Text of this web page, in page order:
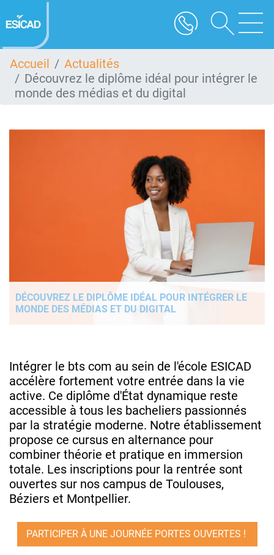
au
contenu
Accueil
Actualités
Découvrez le diplôme idéal pour intégrer le
monde des médias et du digital
DÉCOUVREZ LE DIPLÔME IDÉAL POUR INTÉGRER LE
MONDE DES MÉDIAS ET DU DIGITAL
Intégrer le bts com au sein de l'école ESICAD
accélère fortement votre entrée dans la vie
active. Ce diplôme d'État dynamique reste
accessible à tous les bacheliers passionnés
par la stratégie moderne. Notre établissement
propose ce cursus en alternance pour
combiner théorie et pratique en immersion
totale. Les inscriptions pour la rentrée sont
ouvertes sur nos campus de Toulouses,
Béziers et Montpellier.
PARTICIPER À UNE JOURNÉE PORTES OUVERTES !